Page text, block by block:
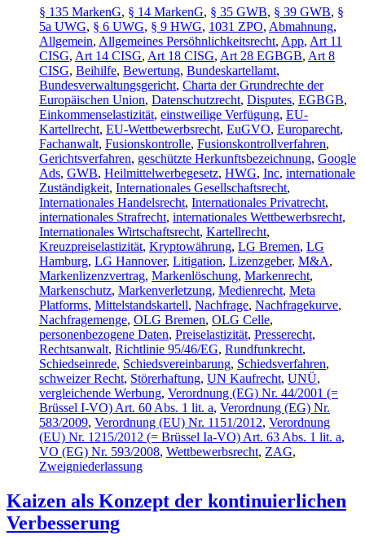
§ 135 MarkenG, § 14 MarkenG, § 35 GWB, § 39 GWB, §
5a UWG, § 6 UWG, § 9 HWG, 1031 ZPO, Abmahnung,
Allgemein, Allgemeines Persöhnlichkeitsrecht, App, Art 11
CISG, Art 14 CISG, Art 18 CISG, Art 28 EGBGB, Art 8
CISG, Beihilfe, Bewertung, Bundeskartellamt,
Bundesverwaltungsgericht, Charta der Grundrechte der
Europäischen Union, Datenschutzrecht, Disputes, EGBGB,
Einkommenselastizität, einstweilige Verfügung, EU-
Kartellrecht, EU-Wettbewerbsrecht, EuGVO, Europarecht,
Fachanwalt, Fusionskontrolle, Fusionskontrollverfahren,
Gerichtsverfahren, geschützte Herkunftsbezeichnung, Google
Ads, GWB, Heilmittelwerbegesetz, HWG, Inc, internationale
Zuständigkeit, Internationales Gesellschaftsrecht,
Internationales Handelsrecht, Internationales Privatrecht,
internationales Strafrecht, internationales Wettbewerbsrecht,
Internationales Wirtschaftsrecht, Kartellrecht,
Kreuzpreiselastizität, Kryptowährung, LG Bremen, LG
Hamburg, LG Hannover, Litigation, Lizenzgeber, M&A,
Markenlizenzvertrag, Markenlöschung, Markenrecht,
Markenschutz, Markenverletzung, Medienrecht, Meta
Platforms, Mittelstandskartell, Nachfrage, Nachfragekurve,
Nachfragemenge, OLG Bremen, OLG Celle,
personenbezogene Daten, Preiselastizität, Presserecht,
Rechtsanwalt, Richtlinie 95/46/EG, Rundfunkrecht,
Schiedseinrede, Schiedsvereinbarung, Schiedsverfahren,
schweizer Recht, Störerhaftung, UN Kaufrecht, UNÜ,
vergleichende Werbung, Verordnung (EG) Nr. 44/2001 (=
Brüssel I-VO) Art. 60 Abs. 1 lit. a, Verordnung (EG) Nr.
583/2009, Verordnung (EU) Nr. 1151/2012, Verordnung
(EU) Nr. 1215/2012 (= Brüssel Ia-VO) Art. 63 Abs. 1 lit. a,
VO (EG) Nr. 593/2008, Wettbewerbsrecht, ZAG,
Zweigniederlassung
Kaizen als Konzept der kontinuierlichen
Verbesserung